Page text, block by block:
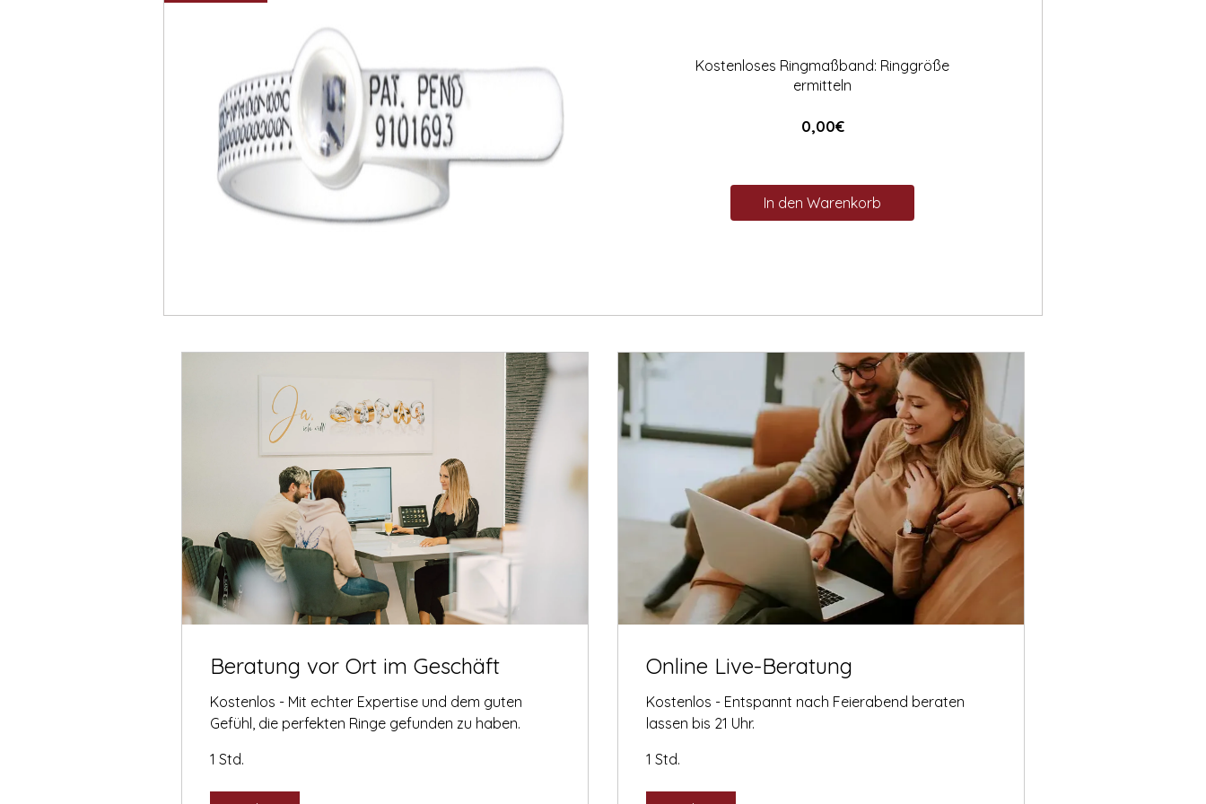
Kostenloses Ringmaßband: Ringgröße
ermitteln
0,00€Preis
In den Warenkorb
Beratung vor Ort im Geschäft
Kostenlos - Mit echter Expertise und dem guten
Gefühl, die perfekten Ringe gefunden zu haben.
1 Std.
Online Live-Beratung
Kostenlos - Entspannt nach Feierabend beraten
lassen bis 21 Uhr.
1 Std.